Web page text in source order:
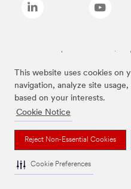
This website uses cookies on
navigation, analyze site
based on your interests.
Cookie Notice
Reject Non-Essential Cookies
Cookie Preferences
Las marcas